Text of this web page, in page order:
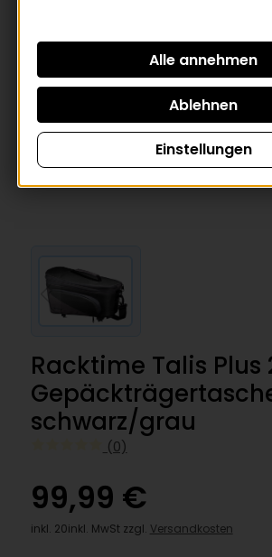
Racktime Talis Plus
schwarz/grau
(0)
99,99 €
inkl. 20inkl. MwSt zzgl. Versandkosten
Einstellungen